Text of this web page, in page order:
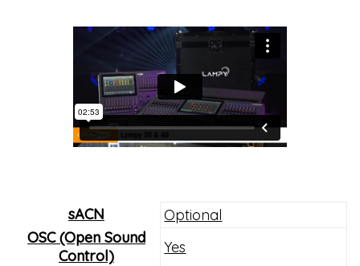
sACN
Optional
OSC (Open Sound
Control)
Yes